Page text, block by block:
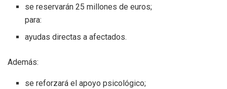
se reservarán 25 millones de euros;
para:
ayudas directas a afectados.
Además:
se reforzará el apoyo psicológico;